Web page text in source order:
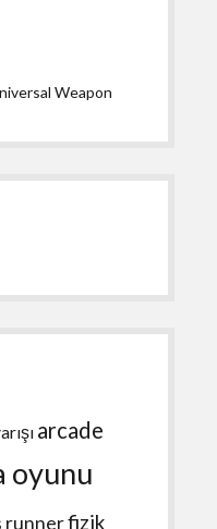
Weapon
arcade
oyunu
runnerfizik